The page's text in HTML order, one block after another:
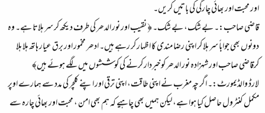
اور محبت اور بھائی چارگی کی باتیں کریں۔
قاضی صاحب:۔ بے شک، بے شک۔ ﴿ نقیب اور نور الدھر کی طرف دیکھ کر سر ہلاتا ہے۔ وہ
دونوں بھی جواباً سر ہلا کر اپنی رضا مندی کا اظہار کر رہے ہیں۔ ادھر مخمور اور برق عیار ہاتھ ہلا ہلا
کرقاضی صاحب اور شہزادہ نور الدھر کو خبردار کرنے کی کوششوں میں لگے ہوئے ہیں﴾
لارڈ والڈیمورٹ:۔ اگر چہ مغرب نے اپنی طاقت، اپنی ترقی اور اپنے کلچر کی مدد سے ہمارے اوپر
مکمل کنٹرول حاصل کیا ہوا ہے، لیکن ہمیں بھی چاہیے کہ ہم بھی امن ، محبت اور بھائی چارہ سے